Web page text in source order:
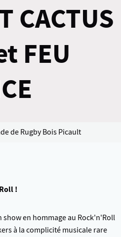
CACTUS
FEU
de Rugby Bois Picault
!
show en hommage au Rock'n'Roll
à la complicité musicale rare